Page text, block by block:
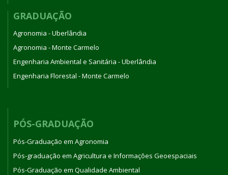
GRADUAÇÃO
Agronomia - Uberlândia
Agronomia - Monte Carmelo
Engenharia Ambiental e Sanitária - Uberlândia
Engenharia Florestal - Monte Carmelo
PÓS-GRADUAÇÃO
Pós-Graduação em Agronomia
Pós-graduação em Agricultura e Informações Geoespaciais
Pós-Graduação em Qualidade Ambiental